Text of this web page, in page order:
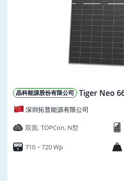
晶科能源股份有限公司
(EU)
深圳拓普能源有限公司
双面, TOPCon, N型
710 ~ 720 Wp